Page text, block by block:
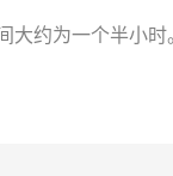
大约为一个半小